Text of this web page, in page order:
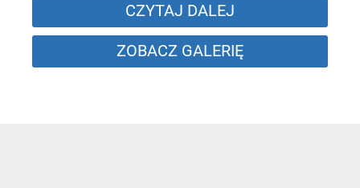
CZYTAJ DALEJ
ZOBACZ GALERIĘ